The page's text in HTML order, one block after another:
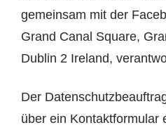
gemeinsam mit der
Grand Canal Square,
Dublin 2 Ireland,
Der
über ein Kontaktformular